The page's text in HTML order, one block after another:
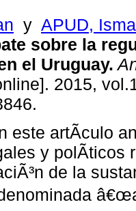
y APUD,
sobre la
el Uruguay.
2015,
este artÃ­culo
y polÃ­ticos
de la